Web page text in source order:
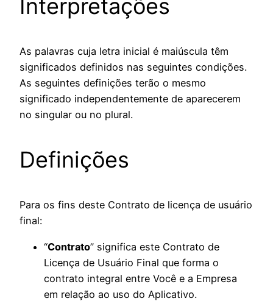
Interpretações
As palavras cuja letra inicial é maiúscula têm
significados definidos nas seguintes condições.
As seguintes definições terão o mesmo
significado independentemente de aparecerem
no singular ou no plural.
Definições
Para os fins deste Contrato de licença de usuário
final:
“Contrato” significa este Contrato de
Licença de Usuário Final que forma o
contrato integral entre Você e a Empresa
em relação ao uso do Aplicativo.